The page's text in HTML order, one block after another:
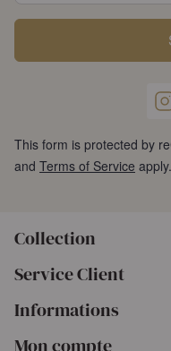
This form is protected by
and Terms of Service apply.
Collection
Service Client
Informations
Mon compte